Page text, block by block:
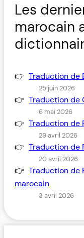
Les
marocain
Traduction de
25 juin 2026
Traduction de
6 mai 2026
Traduction de
29 avril 2026
Traduction de
20 avril 2026
Traduction de
marocain
3 avril 2026